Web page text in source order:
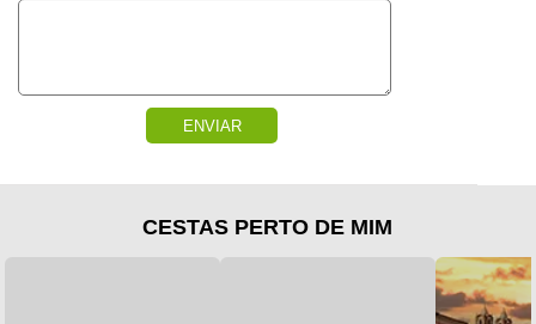
ENVIAR
CESTAS PERTO DE MIM